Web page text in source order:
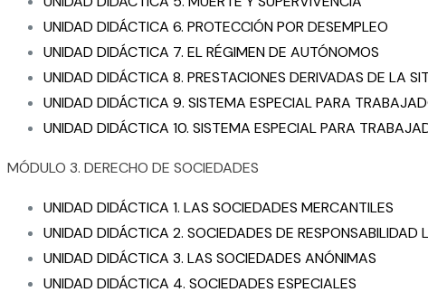
UNIDAD DIDÁCTICA 6. PROTECCIÓN POR DESEMPLEO
UNIDAD DIDÁCTICA 7. EL RÉGIMEN DE AUTÓNOMOS
UNIDAD DIDÁCTICA 8. PRESTACIONES DERIVADAS DE LA
UNIDAD DIDÁCTICA 9. SISTEMA ESPECIAL PARA
UNIDAD DIDÁCTICA 10. SISTEMA ESPECIAL PARA
MÓDULO 3. DERECHO DE SOCIEDADES
UNIDAD DIDÁCTICA 1. LAS SOCIEDADES MERCANTILES
UNIDAD DIDÁCTICA 2. SOCIEDADES DE RESPONSABILIDAD
UNIDAD DIDÁCTICA 3. LAS SOCIEDADES ANÓNIMAS
UNIDAD DIDÁCTICA 4. SOCIEDADES ESPECIALES